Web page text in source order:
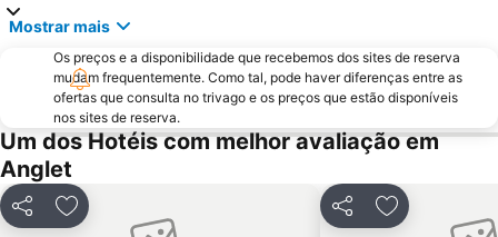
Gros
Aéroport de Biarritz-Anglet-Bayonne
Plage du Miramar
Casino Barrière de Biarritz
Plage de Marbella
Fêtes de Bayonne
Quais de la Nive
Igreja de São João Batista
Gare d'Hendaye
Mostrar mais
Os preços e a disponibilidade que recebemos dos sites de reserva
mudam frequentemente. Como tal, pode haver diferenças entre as
ofertas que consulta no trivago e os preços que estão disponíveis
nos sites de reserva.
Um dos Hotéis com melhor avaliação em
Anglet
PartilharAdicionar aos favoritos PartilharAdicionar